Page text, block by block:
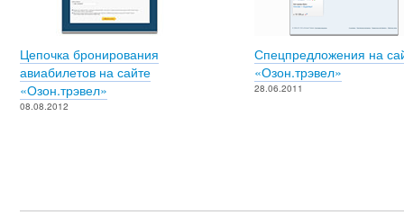
Цепочка бронирования
авиабилетов на сайте
«Озон.трэвел»
08.08.2012
Спецпредложения на
«Озон.трэвел»
28.06.2011